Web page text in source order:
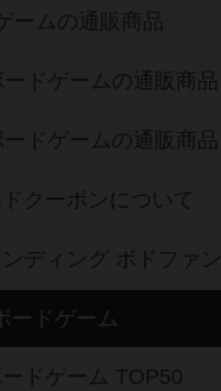
ームの通販商品
ドゲームの通販商品
ドゲームの通販商品
クーポンについて
ディング ボドファン
ードゲーム
ドゲーム TOP50